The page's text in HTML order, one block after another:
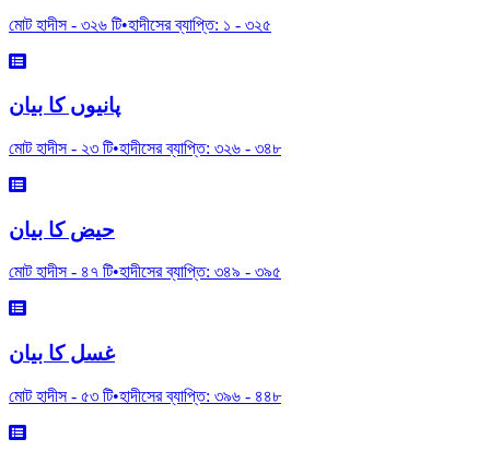
মোট হাদীস - ৩২৬ টি•হাদীসের ব্যাপ্তি: ১ - ৩২৫
پانیوں کا بیان
মোট হাদীস - ২৩ টি•হাদীসের ব্যাপ্তি: ৩২৬ - ৩৪৮
حیض کا بیان
মোট হাদীস - ৪৭ টি•হাদীসের ব্যাপ্তি: ৩৪৯ - ৩৯৫
غسل کا بیان
মোট হাদীস - ৫৩ টি•হাদীসের ব্যাপ্তি: ৩৯৬ - ৪৪৮